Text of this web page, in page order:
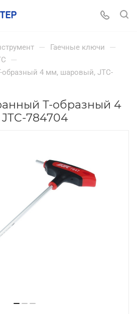
— Гаечные ключи —
—
4 мм, шаровый, JTC-
Т-образный 4
784704